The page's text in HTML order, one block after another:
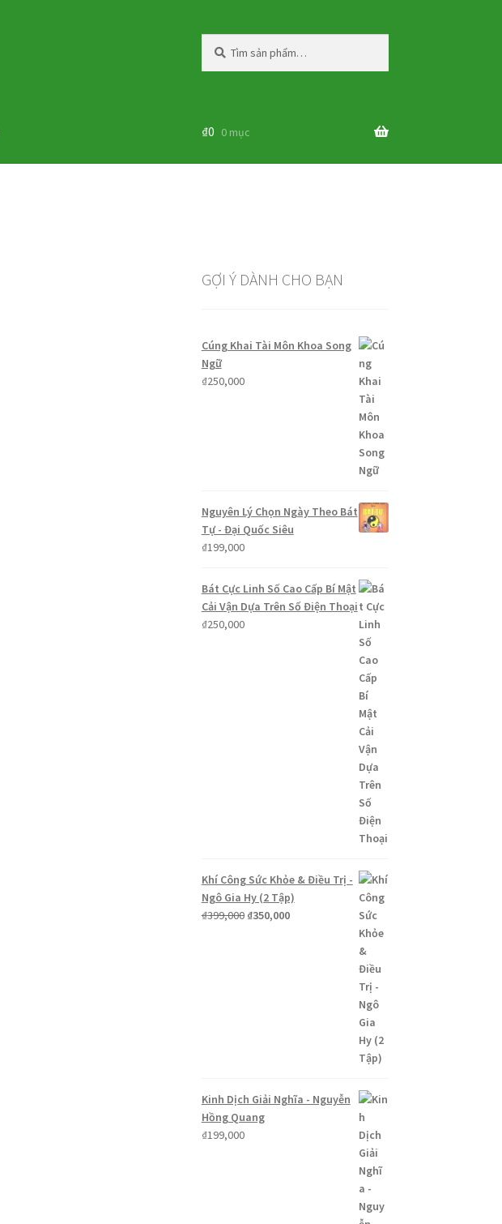
kiếm:
kiếm
₫0 0 mục
GỢI Ý DÀNH CHO BẠN
Cúng Khai Tài Môn Khoa Song
Ngữ
₫250,000
Nguyên Lý Chọn Ngày Theo Bát
Tự - Đại Quốc Siêu
₫199,000
Bát Cực Linh Số Cao Cấp Bí Mật
Cải Vận Dựa Trên Số Điện Thoại
₫250,000
Khí Công Sức Khỏe & Điều Trị -
Ngô Gia Hy (2 Tập)
₫399,000 Giá
₫350,000Giá
Kinh Dịch Giải Nghĩa - Nguyễn
Hồng Quang
₫199,000